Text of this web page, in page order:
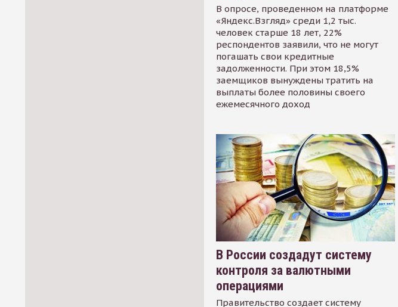
В опросе, проведенном на платформе
«Яндекс.Взгляд» среди 1,2 тыс.
человек старше 18 лет, 22%
респондентов заявили, что не могут
погашать свои кредитные
задолженности. При этом 18,5%
заемщиков вынуждены тратить на
выплаты более половины своего
ежемесячного доход
В России создадут систему
контроля за валютными
операциями
Правительство создает систему